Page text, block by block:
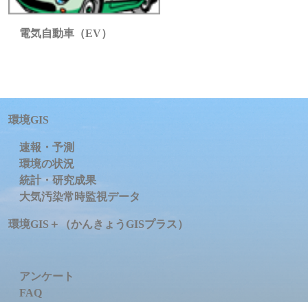
電気自動車（EV）
環境GIS
速報・予測
環境の状況
統計・研究成果
大気汚染常時監視データ
環境GIS＋（かんきょうGISプラス）
アンケート
FAQ